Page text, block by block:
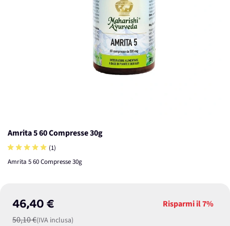
Amrita 5 60 Compresse 30g
(1)
Amrita 5 60 Compresse 30g
46,40 €
50,10 €(IVA inclusa)
Risparmi il7%